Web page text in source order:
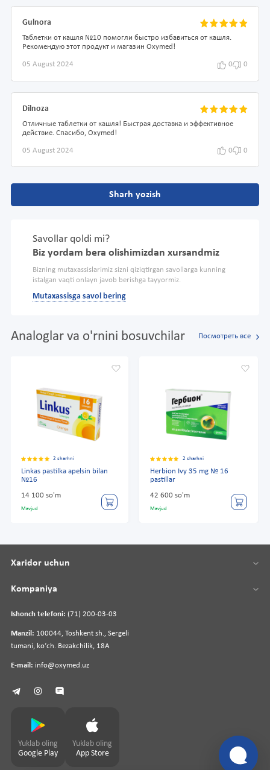
Gulnora
Таблетки от кашля №10 помогли быстро избавиться от кашля.
Рекомендую этот продукт и магазин Oxymed!
05 August 2024 0 0
Dilnoza
Отличные таблетки от кашля! Быстрая доставка и эффективное
действие. Спасибо, Oxymed!
05 August 2024 0 0
Sharh yozish
Savollar qoldi mi?
Biz yordam bera olishimizdan xursandmiz
Bizning mutaxassislarimiz sizni qiziqtirgan savollarga kunning
istalgan vaqti onlayn javob berishga tayyormiz.
Mutaxassisga savol bering
Analoglar va o'rnini bosuvchilar Посмотреть все
2 sharhni
Linkas pastilka apelsin bilan
№16
14 100 so'm
Mavjud
2 sharhni
Herbion Ivy 35 mg № 16
pastillar
42 600 so'm
Mavjud
Ishonch telefoni: (71) 200-03-03
Manzil: 100044, Toshkent sh., Sergeli
tumani, koʻch. Bezakchilik, 18A
E-mail: info@oxymed.uz
Xaridor uchun
Kompaniya
Yuklab oling
Google Play
Yuklab oling
App Store